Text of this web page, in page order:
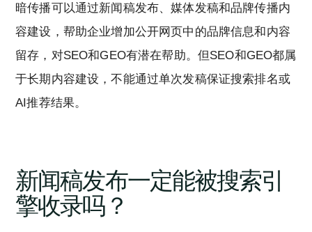
暗传播可以通过新闻稿发布、媒体发稿和品牌传播内
容建设，帮助企业增加公开网页中的品牌信息和内容
留存，对SEO和GEO有潜在帮助。但SEO和GEO都属
于长期内容建设，不能通过单次发稿保证搜索排名或
AI推荐结果。
新闻稿发布一定能被搜索引
擎收录吗？